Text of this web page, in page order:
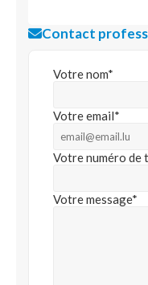
Contact
Votre nom*
Votre email*
Votre numéro de
Votre message*